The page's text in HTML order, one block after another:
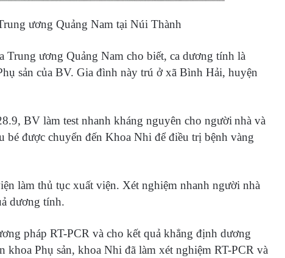
ương Quảng Nam tại Núi Thành
ương Quảng Nam cho biết, ca dương tính là
sản của BV. Gia đình này trú ở xã Bình Hải, huyện
BV làm test nhanh kháng nguyên cho ngườinhà và
bé được chuyển đến Khoa Nhi để điều trị bệnh vàng
làm thủ tục xuất viện. Xét nghiệm nhanh người nhà
dương tính.
pháp RT-PCR và cho kết quả khẳng định dương
Phụ sản, khoa Nhi đã làm xét nghiệm RT-PCR và